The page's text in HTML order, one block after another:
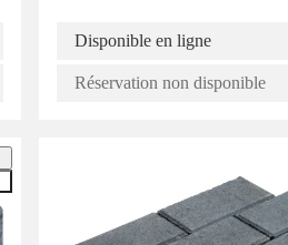
Disponible en ligne
Réservation non disponible